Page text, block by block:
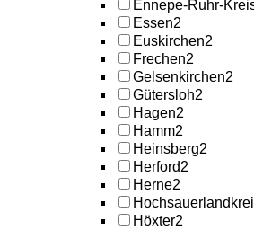
Ennepe-Ruhr-
Essen2
Euskirchen2
Frechen2
Gelsenkirchen2
Gütersloh2
Hagen2
Hamm2
Heinsberg2
Herford2
Herne2
Höxter2